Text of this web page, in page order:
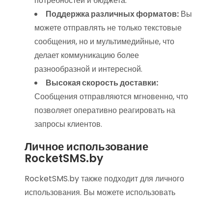
Поддержка различных форматов: Вы
можете отправлять не только текстовые
сообщения, но и мультимедийные, что
делает коммуникацию более
разнообразной и интересной.
Высокая скорость доставки:
Сообщения отправляются мгновенно, что
позволяет оперативно реагировать на
запросы клиентов.
Личное использование
RocketSMS.by
RocketSMS.by также подходит для личного
использования. Вы можете использовать